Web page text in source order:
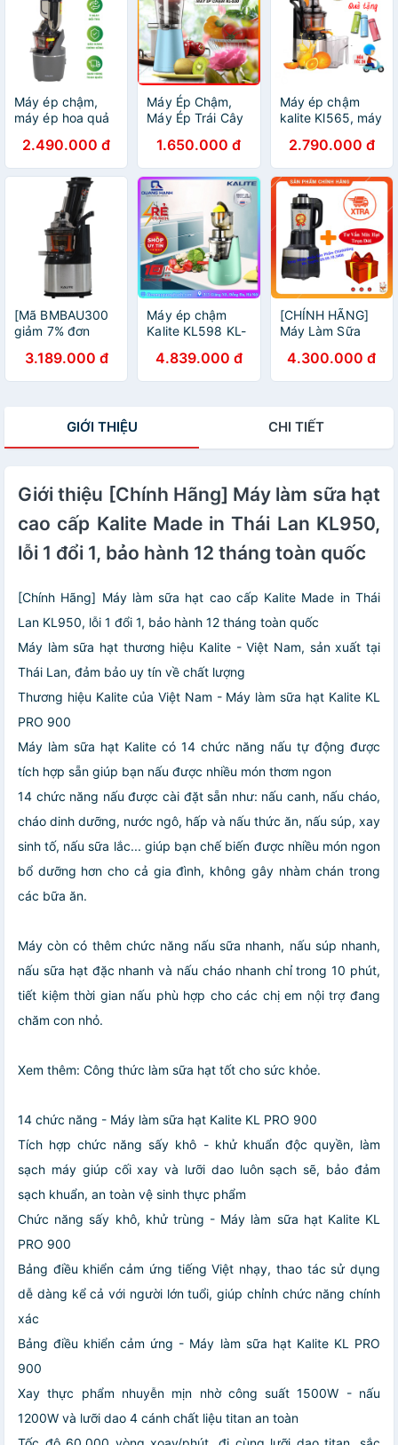
Máy ép chậm,
máy ép hoa quả
dàng tháo lắp và
vệ sinh - Bảo
hành chính hãng
12 tháng
2.490.000 đ
Máy Ép Chậm,
Máy Ép Trái Cây
[HÀNG CHÍNH
HÃNG]
1.650.000 đ
Máy ép chậm
kalite Kl565, máy
ép hoa quả kiệt
nước, hàng chính
hãng kalite +
Quà tặng ba bình
nước
2.790.000 đ
[Mã BMBAU300
giảm 7% đơn
Chậm Kalite KL
565 (240W -
3.189.000 đ
Máy ép chậm
Kalite KL598 KL-
hãng, Tặng chảo
24cm cao cấp]
4.839.000 đ
[CHÍNH HÃNG]
Máy Làm Sữa
Thương Hiệu Úc
4.300.000 đ
GIỚI THIỆU CHI TIẾT
Giới thiệu [Chính Hãng] Máy làm sữa hạt
cao cấp Kalite Made in Thái Lan KL950,
lỗi 1 đổi 1, bảo hành 12 tháng toàn quốc
[Chính Hãng] Máy làm sữa hạt cao cấp Kalite Made in Thái
Lan KL950, lỗi 1 đổi 1, bảo hành 12 tháng toàn quốc
Máy làm sữa hạt thương hiệu Kalite - Việt Nam, sản xuất tại
Thái Lan, đảm bảo uy tín về chất lượng
Thương hiệu Kalite của Việt Nam - Máy làm sữa hạt Kalite KL
PRO 900
Máy làm sữa hạt Kalite có 14 chức năng nấu tự động được
tích hợp sẵn giúp bạn nấu được nhiều món thơm ngon
14 chức năng nấu được cài đặt sẵn như: nấu canh, nấu cháo,
cháo dinh dưỡng, nước ngô, hấp và nấu thức ăn, nấu súp, xay
sinh tố, nấu sữa lắc... giúp bạn chế biến được nhiều món ngon
bổ dưỡng hơn cho cả gia đình, không gây nhàm chán trong
các bữa ăn.
Máy còn có thêm chức năng nấu sữa nhanh, nấu súp nhanh,
nấu sữa hạt đặc nhanh và nấu cháo nhanh chỉ trong 10 phút,
tiết kiệm thời gian nấu phù hợp cho các chị em nội trợ đang
chăm con nhỏ.
Xem thêm: Công thức làm sữa hạt tốt cho sức khỏe.
14 chức năng - Máy làm sữa hạt Kalite KL PRO 900
Tích hợp chức năng sấy khô - khử khuẩn độc quyền, làm
sạch máy giúp cối xay và lưỡi dao luôn sạch sẽ, bảo đảm
sạch khuẩn, an toàn vệ sinh thực phẩm
Chức năng sấy khô, khử trùng - Máy làm sữa hạt Kalite KL
PRO 900
Bảng điều khiển cảm ứng tiếng Việt nhạy, thao tác sử dụng
dễ dàng kể cả với người lớn tuổi, giúp chỉnh chức năng chính
xác
Bảng điều khiển cảm ứng - Máy làm sữa hạt Kalite KL PRO
900
Xay thực phẩm nhuyễn mịn nhờ công suất 1500W - nấu
1200W và lưỡi dao 4 cánh chất liệu titan an toàn